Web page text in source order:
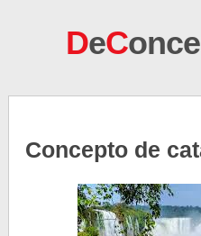
DeC
Concepto de